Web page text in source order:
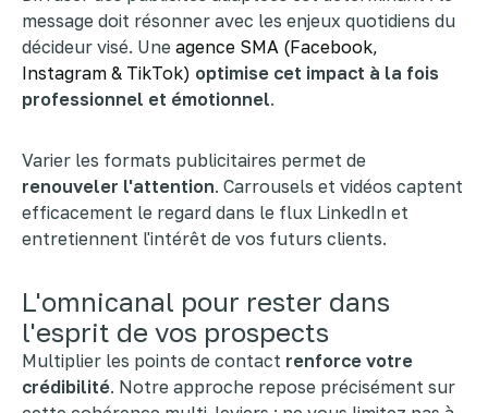
message doit résonner avec les enjeux quotidiens du
décideur visé. Une agence SMA (Facebook,
Instagram & TikTok) optimise cet impact à la fois
professionnel et émotionnel.
Varier les formats publicitaires permet de
renouveler l'attention. Carrousels et vidéos captent
efficacement le regard dans le flux LinkedIn et
entretiennent l'intérêt de vos futurs clients.
L'omnicanal pour rester dans
l'esprit de vos prospects
Multiplier les points de contact renforce votre
crédibilité. Notre approche repose précisément sur